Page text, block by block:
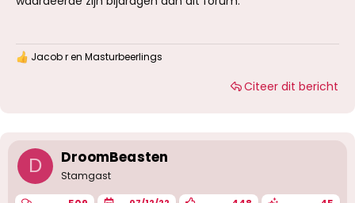
W
n
g
Jacob ren Masturbeerlings
Citeer dit bericht
D DroomBeasten
Stamgast